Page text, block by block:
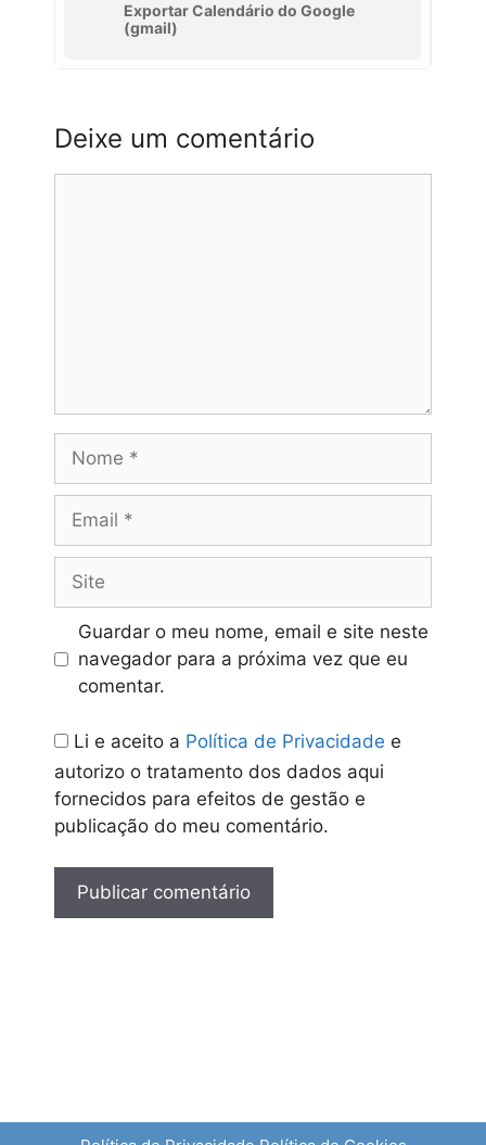
Exportar Calendário do Google
(gmail)
Deixe um comentário
Nome
Email
Site
Guardar o meu nome, email e site neste
navegador para a próxima vez que eu
comentar.
Li e aceito a Política de Privacidade e
autorizo o tratamento dos dados aqui
fornecidos para efeitos de gestão e
publicação do meu comentário.